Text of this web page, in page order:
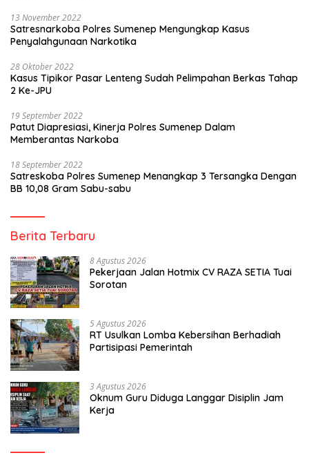
13 November 2022
Satresnarkoba Polres Sumenep Mengungkap Kasus
Penyalahgunaan Narkotika
28 Oktober 2022
Kasus Tipikor Pasar Lenteng Sudah Pelimpahan Berkas Tahap
2 Ke-JPU
19 September 2022
Patut Diapresiasi, Kinerja Polres Sumenep Dalam
Memberantas Narkoba
18 September 2022
Satreskoba Polres Sumenep Menangkap 3 Tersangka Dengan
BB 10,08 Gram Sabu-sabu
Berita Terbaru
8 Agustus 2026
Pekerjaan Jalan Hotmix CV RAZA SETIA Tuai
Sorotan
5 Agustus 2026
RT Usulkan Lomba Kebersihan Berhadiah
Partisipasi Pemerintah
3 Agustus 2026
Oknum Guru Diduga Langgar Disiplin Jam
Kerja